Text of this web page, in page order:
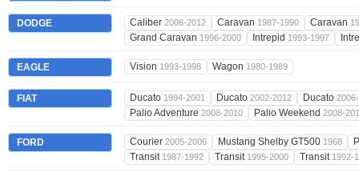
DODGE Caliber 2006-2012 Caravan 1987-1990 Caravan
Grand Caravan 1996-2000 Intrepid 1993-1997
EAGLE Vision 1993-1998 Wagon 1980-1989
FIAT Ducato 1994-2001 Ducato 2002-2012 Ducato
Palio Adventure 2008-2010 Palio Weekend 2008-
FORD Courier 2005-2006 Mustang Shelby GT500 1968
Transit 1987-1992 Transit 1995-2000 Transit 1992-